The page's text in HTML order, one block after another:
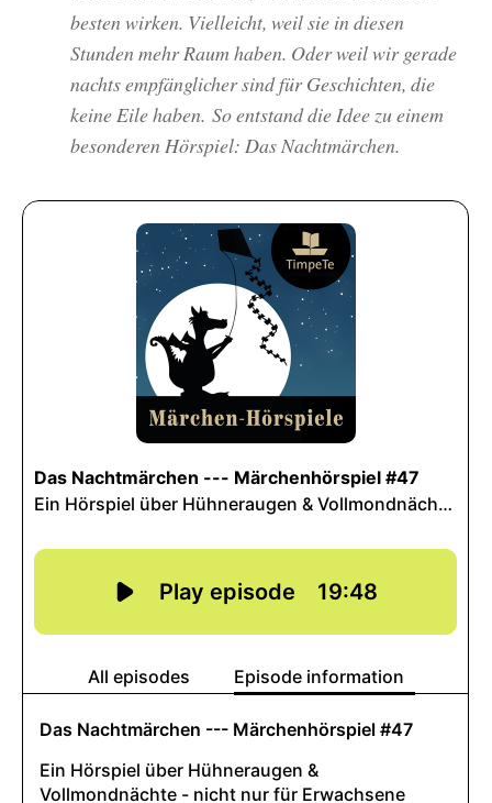
besten wirken. Vielleicht, weil sie in diesen
Stunden mehr Raum haben. Oder weil wir gerade
nachts empfänglicher sind für Geschichten, die
keine Eile haben. So entstand die Idee zu einem
besonderen Hörspiel: Das Nachtmärchen.